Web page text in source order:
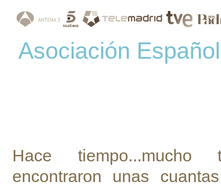
Asociación
Hace tiempo...mucho
encontraron unas